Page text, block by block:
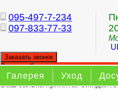
095-497-7-234
097-833-77-33
Заказать звонок
Заказ обратного звонка
Ваш заявка принята. Ожидайте
Галерея Уход